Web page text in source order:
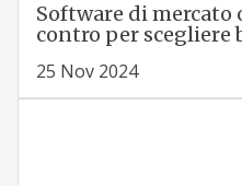
Software di mercato
contro per scegliere
25 Nov 2024